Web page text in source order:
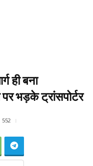
ही बना
भड़के ट्रांसपोर्टर
552